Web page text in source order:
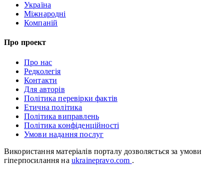
Україна
Міжнародні
Компаній
Про проект
Про нас
Редколегія
Контакти
Для авторів
Політика перевірки фактів
Етична політика
Політика виправлень
Політика конфіденційності
Умови надання послуг
Використання матеріалів порталу дозволяється за умови
гіперпосилання на ukrainepravo.com .